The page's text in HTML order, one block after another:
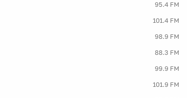
95.4 FM
101.4 FM
98.9 FM
88.3 FM
99.9 FM
101.9 FM